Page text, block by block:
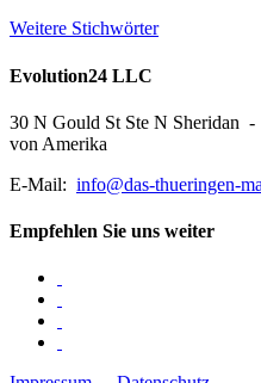
Weitere Stichwörter
Evolution24 LLC
30 N Gould St Ste N Sheridan
von Amerika
E-Mail: info@das-thueringen-
Empfehlen Sie uns weiter